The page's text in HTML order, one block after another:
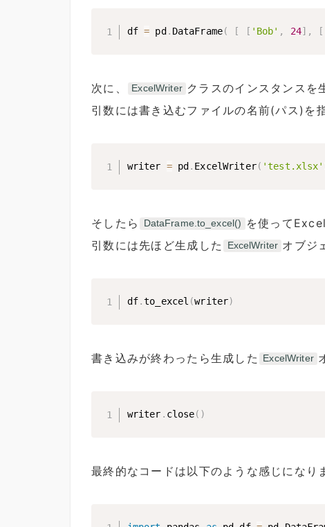
df = pd . DataFrame( [ [ 'Bob' , 24] , [
次に、 ExcelWriter クラスのインスタンスを
引数には書き込むファイルの名前(パス)を
writer = pd . ExcelWriter( 'test.xlsx'
そしたら DataFrame.to_excel()
を使って
引数には先ほど生成した
ExcelWriter オブジ
df.to_excel (writer)
書き込みが終わったら生成した ExcelWriter
writer . close( )
最終的なコードは以下のような感じになり